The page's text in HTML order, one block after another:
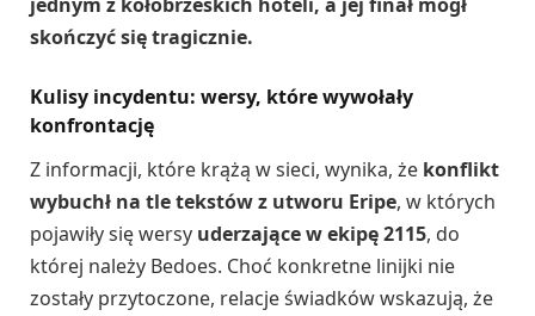
skończyć się tragicznie.
Kulisy incydentu: wersy, które wywołały
konfrontację
Z informacji, które krążą w sieci, wynika, że konflikt
wybuchł na tle tekstów z utworu Eripe, w których
pojawiły się wersy uderzające w ekipę 2115, do
której należy Bedoes. Choć konkretne linijki nie
zostały przytoczone, relacje świadków wskazują, że